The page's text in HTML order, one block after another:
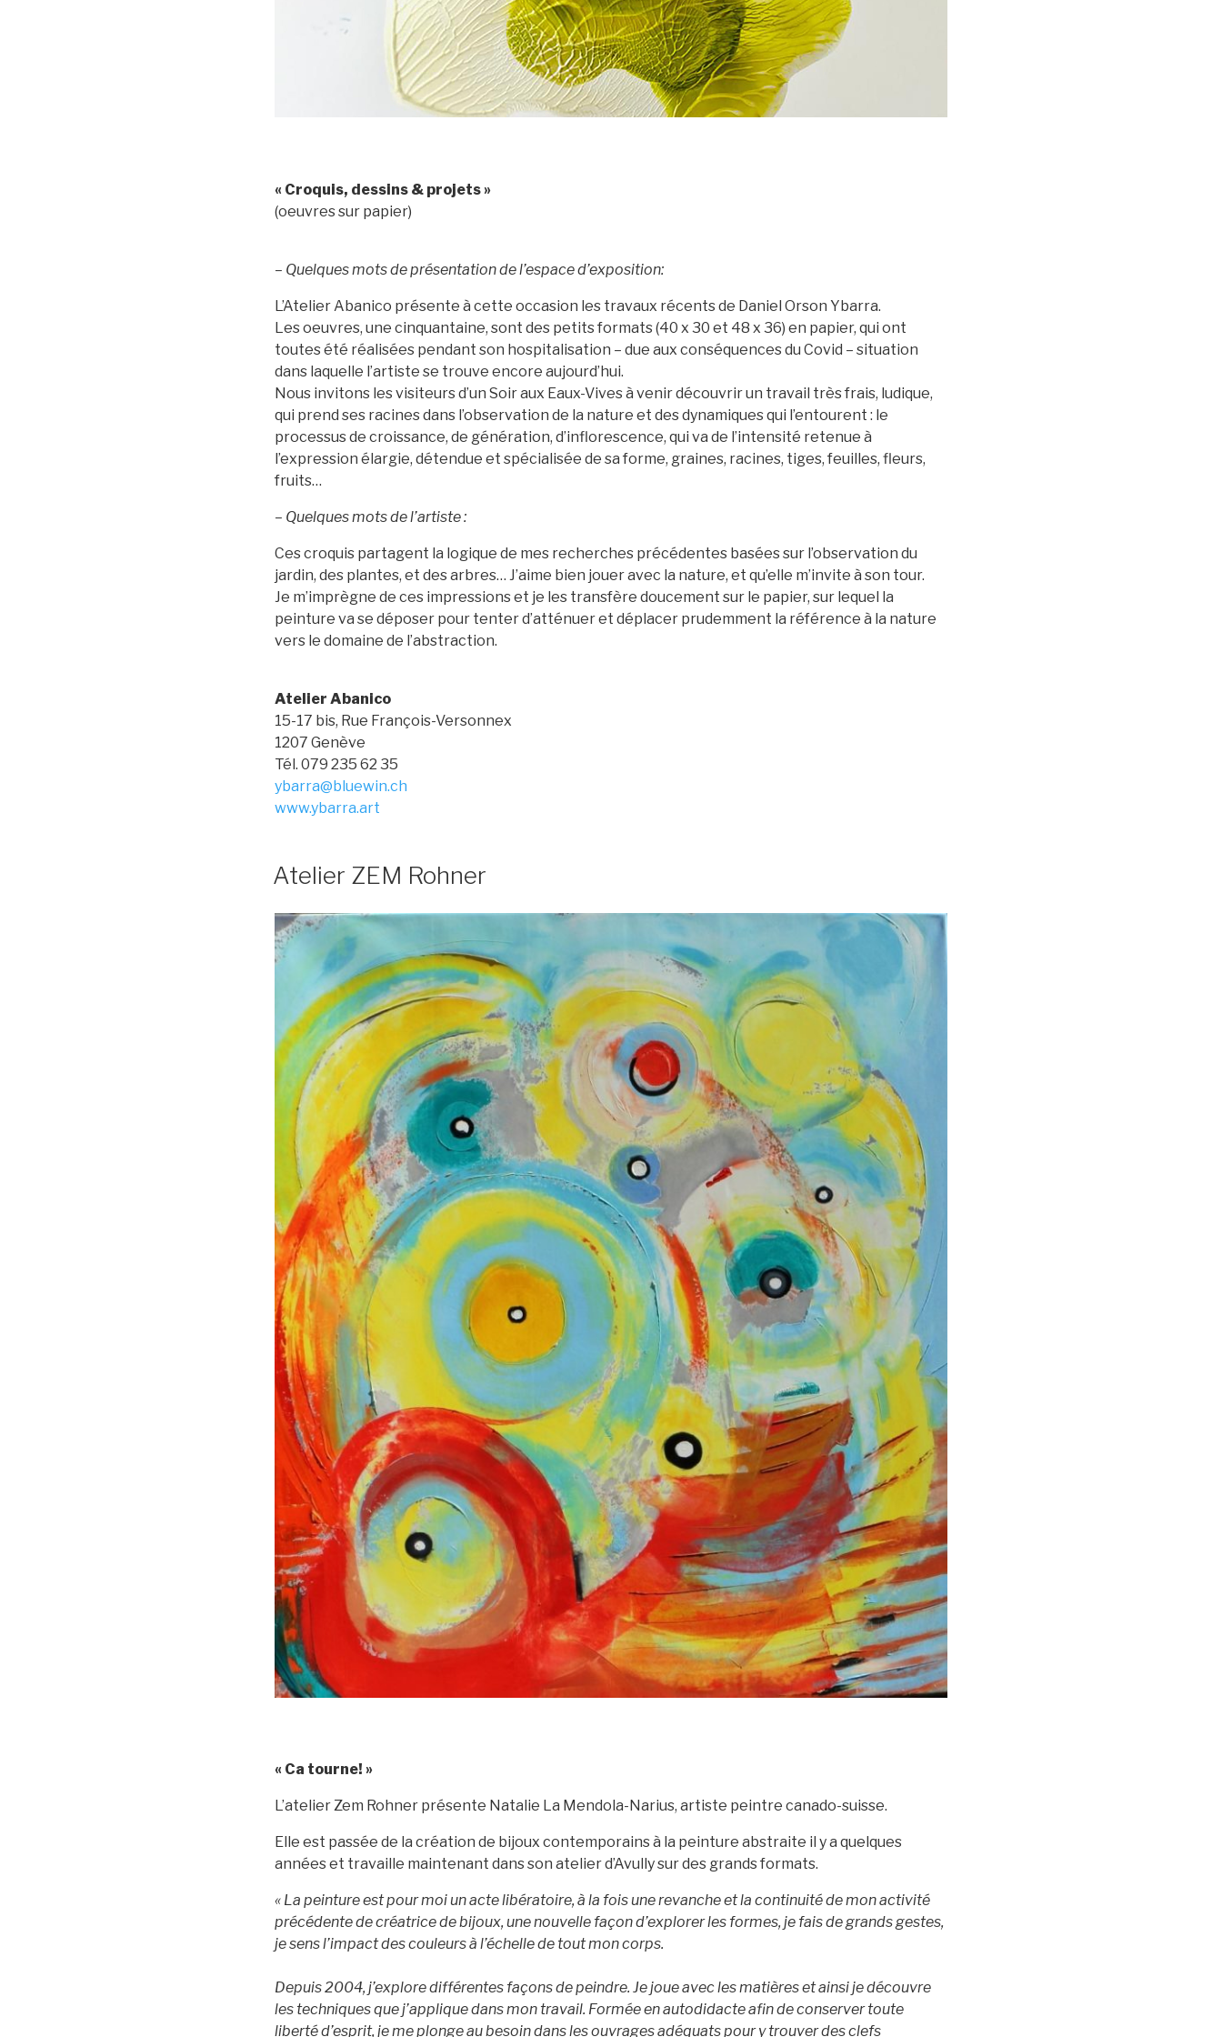
« Croquis, dessins & projets »
(oeuvres sur papier)
– Quelques mots de présentation de l’espace d’exposition:
L’Atelier Abanico présente à cette occasion les travaux récents de Daniel Orson Ybarra.
Les oeuvres, une cinquantaine, sont des petits formats (40 x 30 et 48 x 36) en papier, qui ont
toutes été réalisées pendant son hospitalisation – due aux conséquences du Covid – situation
dans laquelle l’artiste se trouve encore aujourd’hui.
Nous invitons les visiteurs d’un Soir aux Eaux-Vives à venir découvrir un travail très frais, ludique,
qui prend ses racines dans l’observation de la nature et des dynamiques qui l’entourent : le
processus de croissance, de génération, d’inflorescence, qui va de l’intensité retenue à
l’expression élargie, détendue et spécialisée de sa forme, graines, racines, tiges, feuilles, fleurs,
fruits…
– Quelques mots de l’artiste :
Ces croquis partagent la logique de mes recherches précédentes basées sur l’observation du
jardin, des plantes, et des arbres… J’aime bien jouer avec la nature, et qu’elle m’invite à son tour.
Je m’imprègne de ces impressions et je les transfère doucement sur le papier, sur lequel la
peinture va se déposer pour tenter d’atténuer et déplacer prudemment la référence à la nature
vers le domaine de l’abstraction.
Atelier Abanico
15-17 bis, Rue François-Versonnex
1207 Genève
Tél. 079 235 62 35
ybarra@bluewin.ch
www.ybarra.art
Atelier ZEM Rohner
« Ca tourne! »
L’atelier Zem Rohner présente Natalie La Mendola-Narius, artiste peintre canado-suisse.
Elle est passée de la création de bijoux contemporains à la peinture abstraite il y a quelques
années et travaille maintenant dans son atelier d’Avully sur des grands formats.
« La peinture est pour moi un acte libératoire, à la fois une revanche et la continuité de mon activité
précédente de créatrice de bijoux, une nouvelle façon d’explorer les formes, je fais de grands gestes,
je sens l’impact des couleurs à l’échelle de tout mon corps.
Depuis 2004, j’explore différentes façons de peindre. Je joue avec les matières et ainsi je découvre
les techniques que j’applique dans mon travail. Formée en autodidacte afin de conserver toute
liberté d’esprit, je me plonge au besoin dans les ouvrages adéquats pour y trouver des clefs